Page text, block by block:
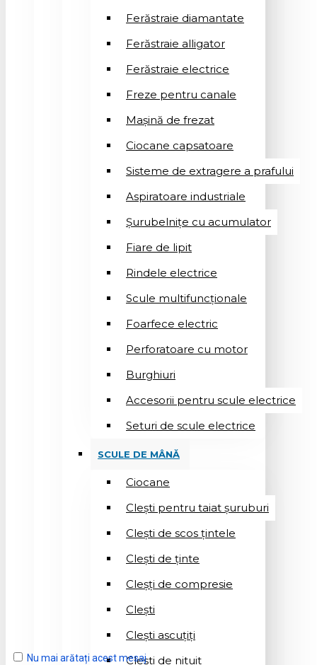
Ferăstraie diamantate
Ferăstraie alligator
Ferăstraie electrice
Freze pentru canale
Mașină de frezat
Ciocane capsatoare
Sisteme de extragere a prafului
Aspiratoare industriale
Șurubelnițe cu acumulator
Fiare de lipit
Rindele electrice
Scule multifuncționale
Foarfece electric
Perforatoare cu motor
Burghiuri
Accesorii pentru scule electrice
Seturi de scule electrice
SCULE DE MÂNĂ
Ciocane
Cleşti pentru taiat șuruburi
Clești de scos țintele
Clești de ținte
Cleșți de compresie
Cleşti
Clești ascuțiți
Cleşti de nituit
Nu mai arătați acest mesaj